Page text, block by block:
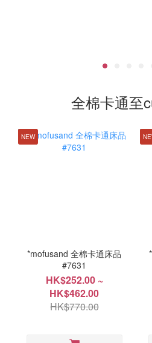
全棉卡通至
NEW
*mofusand 全棉卡通床品
#7631
HK$252.00 ~
HK$462.00
HK$770.00